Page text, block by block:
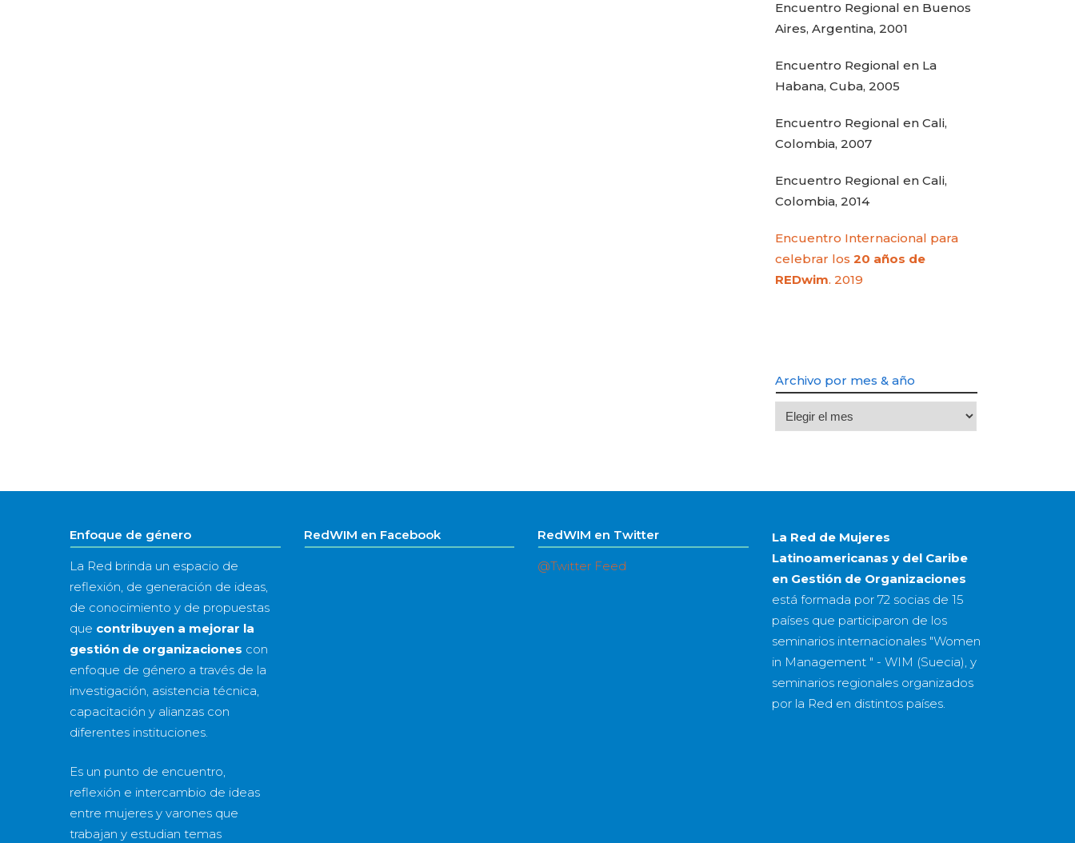
Encuentro Regional en Buenos
Aires, Argentina, 2001
Encuentro Regional en La
Habana, Cuba, 2005
Encuentro Regional en Cali,
Colombia, 2007
Encuentro Regional en Cali,
Colombia, 2014
Encuentro Internacional para
celebrar los20 años de
REDwim. 2019
Archivo por mes & año
Archivo
por
año
Enfoque de género
La Red brinda un espacio de
reflexión, de generación de ideas,
de conocimiento y de propuestas
que contribuyen a mejorar la
gestión de organizaciones con
enfoque de género a través de la
investigación, asistencia técnica,
capacitación y alianzas con
diferentes instituciones.
Es un punto de encuentro,
reflexión e intercambio de ideas
entre mujeres y varones que
trabajan y estudian temas
RedWIM en Facebook RedWIM en Twitter
@Twitter Feed
La Red de Mujeres
Latinoamericanas y del Caribe
en Gestión de Organizaciones
está formada por 72 sociasde 15
paísesque participaron de los
seminarios internacionales "Women
in Management " - WIM (Suecia), y
seminarios regionales organizados
por la Red en distintos países.